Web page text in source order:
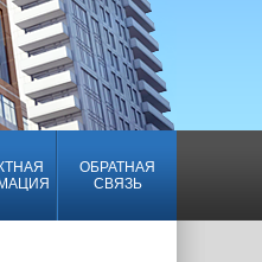
ОБРАТНАЯ
СВЯЗЬ